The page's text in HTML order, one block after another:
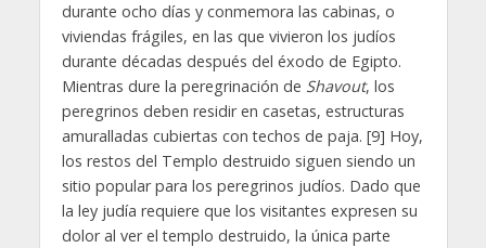
durante ocho días y conmemora las cabinas, o
viviendas frágiles, en las que vivieron los judíos
durante décadas después del éxodo de Egipto.
Mientras dure la peregrinación de Shavout, los
peregrinos deben residir en casetas, estructuras
amuralladas cubiertas con techos de paja. [9] Hoy,
los restos del Templo destruido siguen siendo un
sitio popular para los peregrinos judíos. Dado que
la ley judía requiere que los visitantes expresen su
dolor al ver el templo destruido, la única parte